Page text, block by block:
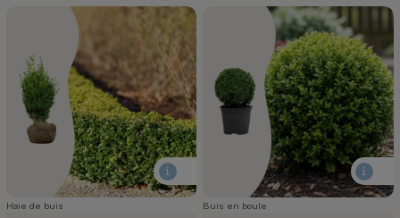
Haie de buis Buis en boule